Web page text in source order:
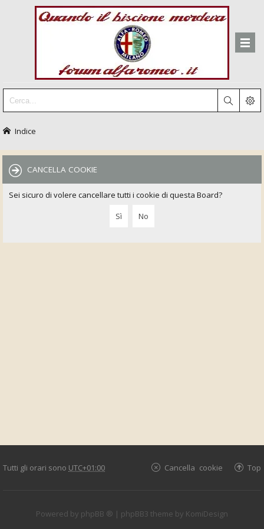
Indice
CANCELLA COOKIE
Sei sicuro di volere cancellare tutti i cookie di questa Board?
Tutti gli orari sono UTC+01:00 Top
Cancella cookie
Powered by phpBB ® | phpBB3 theme by KomiDesign